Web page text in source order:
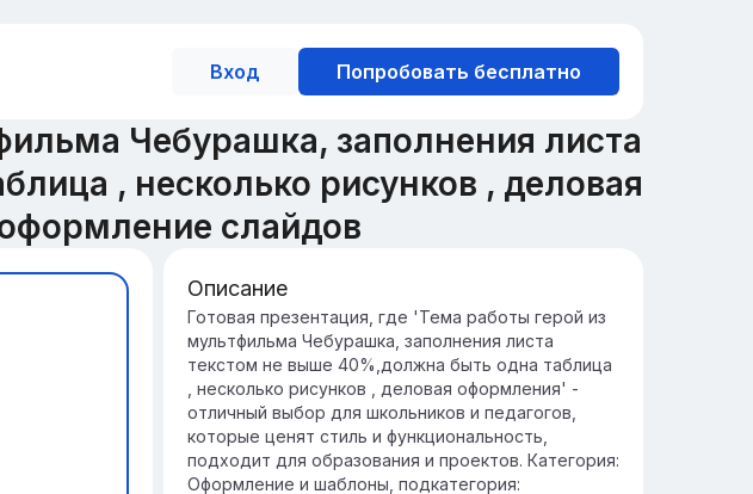
Вход Попробовать бесплатно
Чебурашка, заполнения листа
, несколько рисунков , деловая
слайдов
Введение: Знакомство с
Чебурашкой
Чебурашка — популярный персонаж
советской детской литературы и
мультфильмов, созданный писателем
Эдуардом Успенским.
История Чебурашки начинается с его
Описание
Готовая презентация, где 'Тема работы герой из
мультфильма Чебурашка, заполнения листа
текстом не выше 40%,должна быть одна таблица
, несколько рисунков , деловая оформления' -
отличный выбор для школьников и педагогов,
которые ценят стиль и функциональность,
подходит для образования и проектов. Категория:
Оформление и шаблоны, подкатегория: